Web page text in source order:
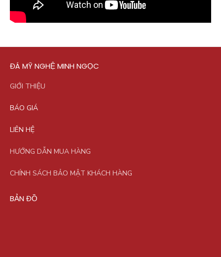
ĐÁ MỸ NGHỆ MINH NGỌC
GIỚI THIỆU
BÁO GIÁ
LIÊN HỆ
HƯỚNG DẪN MUA HÀNG
CHÍNH SÁCH BẢO MẬT KHÁCH HÀNG
BẢN ĐỒ